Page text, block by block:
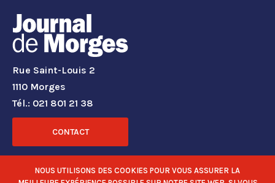
Rue Saint-Louis 2
1110 Morges
Tél.: 021 801 21 38
CONTACT
RÉSEAUX SOCIAUX
NOUS UTILISONS DES COOKIES POUR VOUS ASSURER LA